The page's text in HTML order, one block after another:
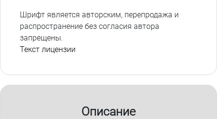
Шрифт является авторским, перепродажа и
распространение без согласия автора
запрещены.
Текст лицензии
Описание